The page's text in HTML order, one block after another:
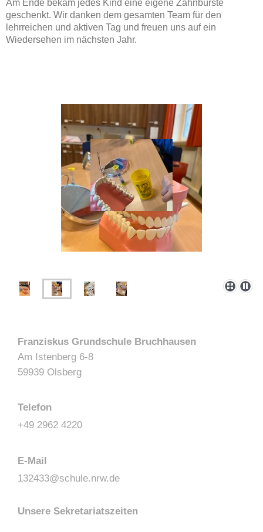
Am Ende bekam jedes Kind eine eigene Zahnbürste
geschenkt. Wir danken dem gesamten Team für den
lehrreichen und aktiven Tag und freuen uns auf ein
Wiedersehen im nächsten Jahr.
Franziskus Grundschule Bruchhausen
Am Istenberg 6-8
59939 Olsberg
Telefon
+49 2962 4220
E-Mail
132433@schule.nrw.de
Unsere Sekretariatszeiten